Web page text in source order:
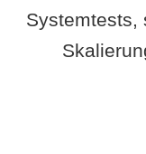
Systemtests,